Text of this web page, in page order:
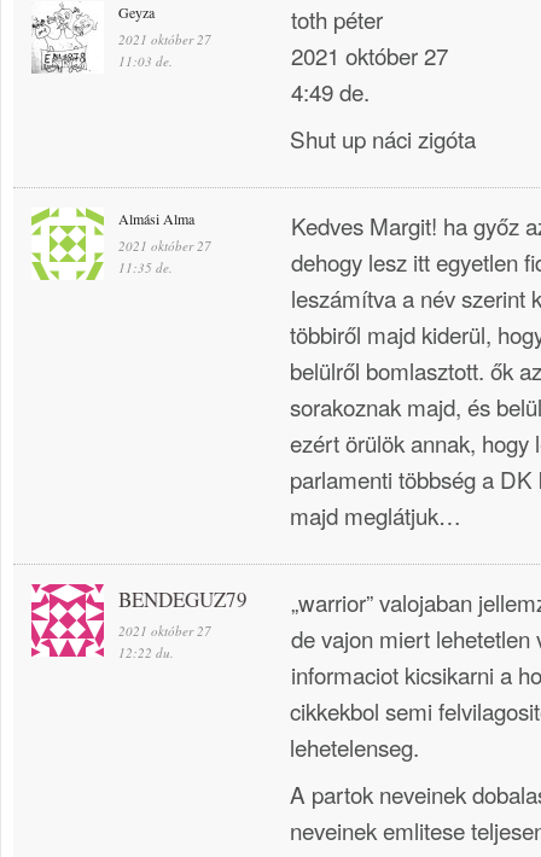
Geyza
2021 október 27
11:03 de.
toth péter
2021 október 27
4:49 de.
Shut up náci zigóta
Almási Alma
2021 október 27
11:35 de.
Kedves Margit! ha győz
dehogy lesz itt egyetlen
leszámítva a név szerint
többiről majd kiderül,
belülről bomlasztott. ők
sorakoznak majd, és
ezért örülök annak, hogy
parlamenti többség a
majd meglátjuk…
BENDEGUZ79
2021 október 27
12:22 du.
„warrior” valojaban
de vajon miert lehetetlen
informaciot kicsikarni a
cikkekbol semi
lehetelenseg.
A partok neveinek
neveinek emlitese